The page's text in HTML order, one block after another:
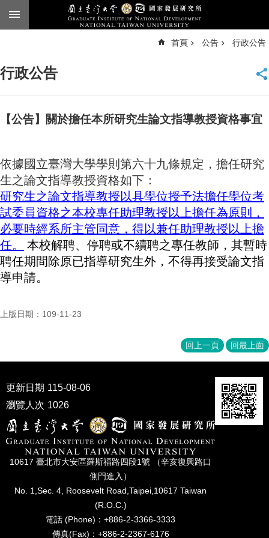
跳到主要內容區塊
臺
頁
公
告
本
所
簡
介
本
所
成
博
碩
班
在
職
專
班
研
首頁 公告 行政公告
行政公告
【公告】關於擔任本所研究生論文指導教授資格事宜
依據國立臺灣大學學則第六十九條規定，擔任研究
生之論文指導教授資格如下：
研究生之論文指導教授以具學位授予法擔任學位考
試委員資格之本校專任助理教授以上擔任為原則，
必要時經系所主管同意，得以兼任助理教授以上擔
任。
本校解聘、停聘或不續聘之專任教師，其暫時
聘任期間除原已指導研究生外，不得再接受論文指
導申請。
上版日期：109-11-23
回上一頁 回最上面
更新日期 115-08-06
瀏覽人次 1026
10617 臺北市⼤安區羅斯福路四段1號 （辛亥復興路⼝
側⾨進入）
No. 1,Sec. 4, Roosevelt Road,Taipei,10617 Taiwan
(R.O.C.)
電話 (Phone)：+886-2-3366-3333
傳真(Fax)：+886-2-2367-6176